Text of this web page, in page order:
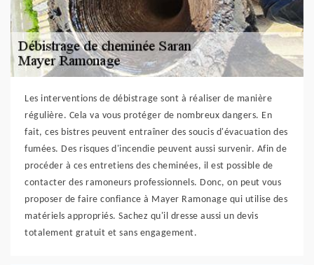
Les interventions de débistrage sont à réaliser de manière
régulière. Cela va vous protéger de nombreux dangers. En
fait, ces bistres peuvent entraîner des soucis d'évacuation des
fumées. Des risques d'incendie peuvent aussi survenir. Afin de
procéder à ces entretiens des cheminées, il est possible de
contacter des ramoneurs professionnels. Donc, on peut vous
proposer de faire confiance à Mayer Ramonage qui utilise des
matériels appropriés. Sachez qu'il dresse aussi un devis
totalement gratuit et sans engagement.